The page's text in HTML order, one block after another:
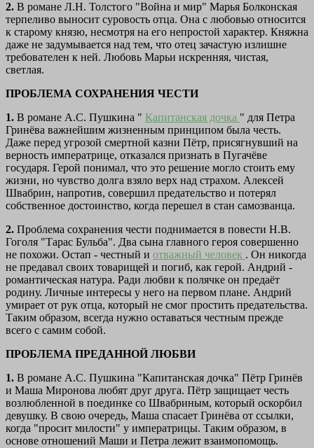
2. В романе Л.Н. Толстого "Война и мир" Марья Болконская
терпеливо выносит суровость отца. Она с любовью относится
к старому князю, несмотря на его непростой характер. Княжна
даже не задумывается над тем, что отец зачастую излишне
требователен к ней. Любовь Марьи искренняя, чистая,
светлая.
ПРОБЛЕМА СОХРАНЕНИЯ ЧЕСТИ
1. В романе А.С. Пушкина " Капитанская дочка " для Петра
Гринёва важнейшим жизненным принципом была честь.
Даже перед угрозой смертной казни Пётр, присягнувший на
верность императрице, отказался признать в Пугачёве
государя. Герой понимал, что это решение могло стоить ему
жизни, но чувство долга взяло верх над страхом. Алексей
Швабрин, напротив, совершил предательство и потерял
собственное достоинство, когда перешел в стан самозванца.
2. Проблема сохранения чести поднимается в повести Н.В.
Гоголя "Тарас Бульба". Два сына главного героя совершенно
не похожи. Остап - честный и отважный человек . Он никогда
не предавал своих товарищей и погиб, как герой. Андрий -
романтическая натура. Ради любви к полячке он предаёт
родину. Личные интересы у него на первом плане. Андрий
умирает от рук отца, который не смог простить предательства.
Таким образом, всегда нужно оставаться честным прежде
всего с самим собой.
ПРОБЛЕМА ПРЕДАННОЙ ЛЮБВИ
1. В романе А.С. Пушкина "Капитанская дочка" Пётр Гринёв
и Маша Миронова любят друг друга. Пётр защищает честь
возлюбленной в поединке со Швабриным, который оскорбил
девушку. В свою очередь, Маша спасает Гринёва от ссылки,
когда "просит милости" у императрицы. Таким образом, в
основе отношений Маши и Петра лежит взаимопомощь.